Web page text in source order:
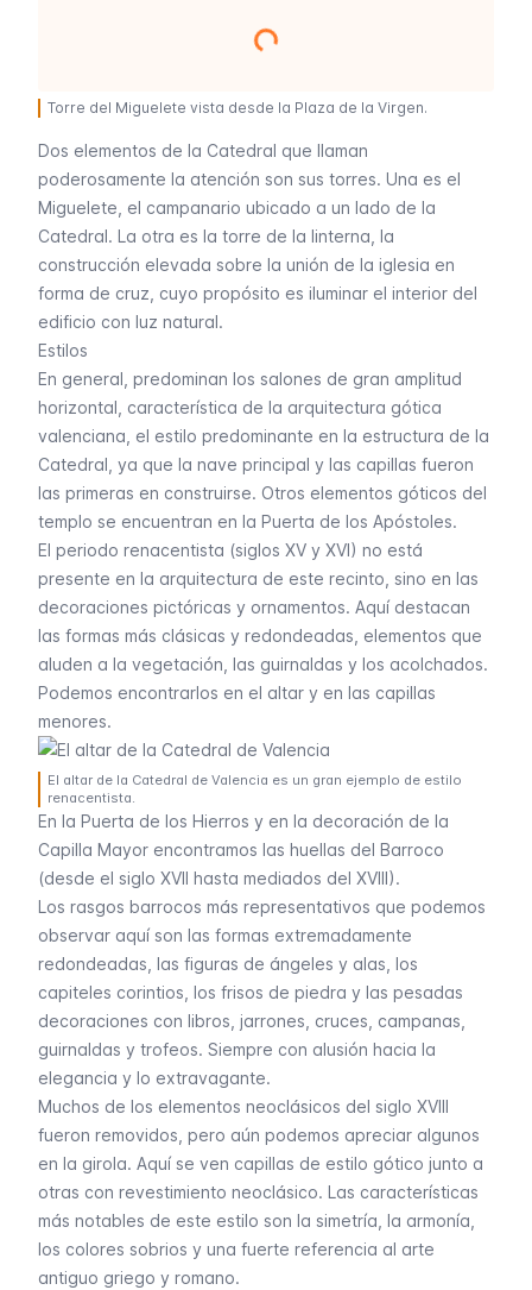
Torre del Miguelete vista desde la Plaza de la Virgen.
Dos elementos de la Catedral que llaman
poderosamente la atención son sus torres. Una es el
Miguelete, el campanario ubicado a un lado de la
Catedral. La otra es la torre de la linterna, la
construcción elevada sobre la unión de la iglesia en
forma de cruz, cuyo propósito es iluminar el interior del
edificio con luz natural.
Estilos
En general, predominan los salones de gran amplitud
horizontal, característica de la arquitectura gótica
valenciana, el estilo predominante en la estructura de la
Catedral, ya que la nave principal y las capillas fueron
las primeras en construirse. Otros elementos góticos del
templo se encuentran en la Puerta de los Apóstoles.
El periodo renacentista (siglos XV y XVI) no está
presente en la arquitectura de este recinto, sino en las
decoraciones pictóricas y ornamentos. Aquí destacan
las formas más clásicas y redondeadas, elementos que
aluden a la vegetación, las guirnaldas y los acolchados.
Podemos encontrarlos en el altar y en las capillas
menores.
El altar de la Catedral de Valencia es un gran ejemplo de estilo
renacentista.
En la Puerta de los Hierros y en la decoración de la
Capilla Mayor encontramos las huellas del Barroco
(desde el siglo XVII hasta mediados del XVIII).
Los rasgos barrocos más representativos que podemos
observar aquí son las formas extremadamente
redondeadas, las figuras de ángeles y alas, los
capiteles corintios, los frisos de piedra y las pesadas
decoraciones con libros, jarrones, cruces, campanas,
guirnaldas y trofeos. Siempre con alusión hacia la
elegancia y lo extravagante.
Muchos de los elementos neoclásicos del siglo XVIII
fueron removidos, pero aún podemos apreciar algunos
en la girola. Aquí se ven capillas de estilo gótico junto a
otras con revestimiento neoclásico. Las características
más notables de este estilo son la simetría, la armonía,
los colores sobrios y una fuerte referencia al arte
antiguo griego y romano.